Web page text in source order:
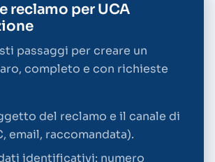
reclamo per UCA
passaggi per creare un
completo e con richieste
del reclamo e il canale di
email, raccomandata).
identificativi: numero